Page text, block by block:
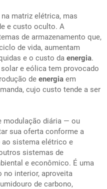
matriz elétrica, mas
e custo oculto. A
de armazenamento que,
de vida, aumentam
e o custo da energia.
e eólica tem provocado
de energia em
cujo custo tende a ser
modulação diária — ou
sua oferta conforme a
ao sistema elétrico e
sistemas de
e econômico. É uma
no interior, aproveita
de carbono,